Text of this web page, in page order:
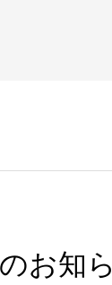
お知